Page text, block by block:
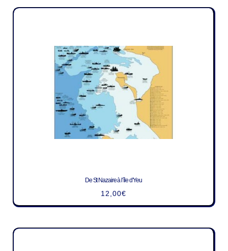
De St Nazaire à l’île d’Yeu
12,00€